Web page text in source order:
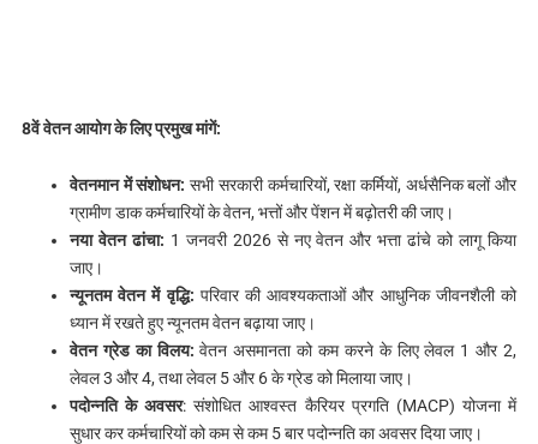
8वें वेतन आयोग के लिए प्रमुख मांगें:
वेतनमान में संशोधन: सभी सरकारी कर्मचारियों, रक्षा कर्मियों, अर्धसैनिक बलों और
ग्रामीण डाक कर्मचारियों के वेतन, भत्तों और पेंशन में बढ़ोतरी की जाए।
नया वेतन ढांचा: 1 जनवरी 2026 से नए वेतन और भत्ता ढांचे को लागू किया
जाए।
न्यूनतम वेतन में वृद्धि: परिवार की आवश्यकताओं और आधुनिक जीवनशैली को
ध्यान में रखते हुए न्यूनतम वेतन बढ़ाया जाए।
वेतन ग्रेड का विलय: वेतन असमानता को कम करने के लिए लेवल 1 और 2,
लेवल 3 और 4, तथा लेवल 5 और 6 के ग्रेड को मिलाया जाए।
पदोन्नति के अवसर: संशोधित आश्वस्त कैरियर प्रगति (MACP) योजना में
सुधार कर कर्मचारियों को कम से कम 5 बार पदोन्नति का अवसर दिया जाए।